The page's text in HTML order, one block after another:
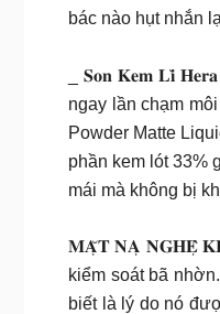
bác nào hụt nhắn
_ 𝐒𝐨𝐧 𝐊𝐞𝐦 𝐋𝐢̀
ngay lần chạm
Powder Matte
phần kem lót 33%
mái mà không bị
𝐌𝐀̣̆𝐓 𝐍𝐀̣ 𝐍𝐆𝐇𝐄̣̂
kiểm soát bã
biết là lý do nó